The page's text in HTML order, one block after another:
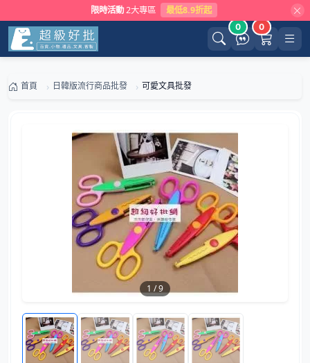
限時活動 2大專區 最低8.9折起
0 0
首頁 日韓版流行商品批發 可愛文具批發
1 /9